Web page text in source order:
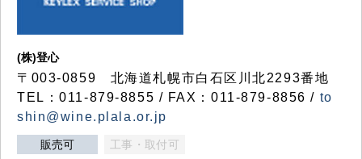
(株)登心
〒003-0859 北海道札幌市白石区川北2293番地
TEL：011-879-8855 / FAX：011-879-8856 / to
shin@wine.plala.or.jp
販売可 工事・取付可